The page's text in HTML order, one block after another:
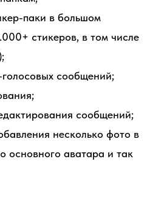
паки в большом
стикеров, в том числе
сообщений;
сообщений;
несколько фото в
основного аватара и так